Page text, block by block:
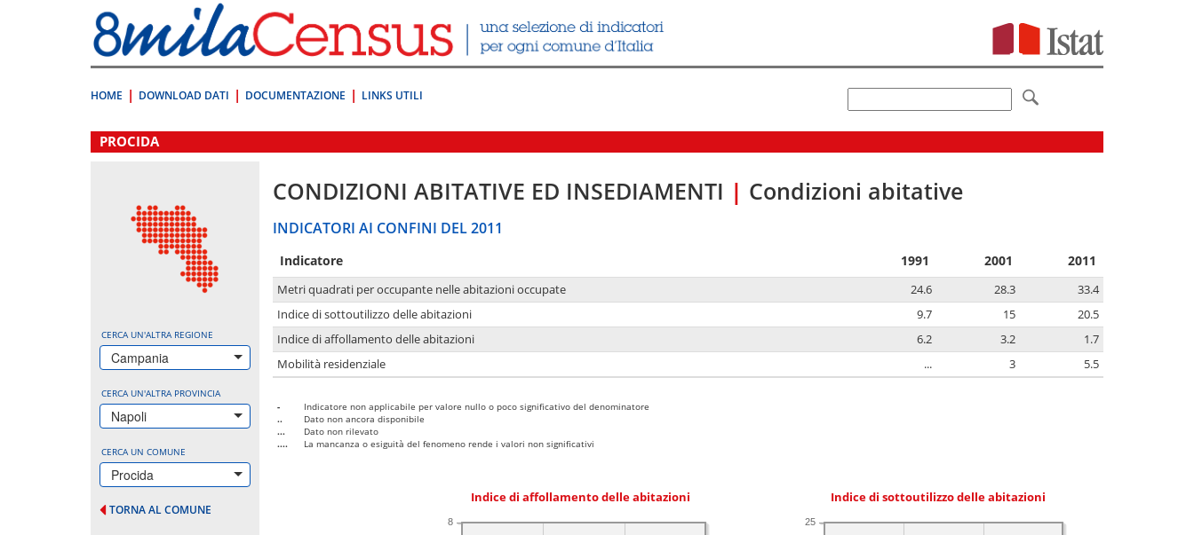
direttamente
a:
Contenuto
HOME DOWNLOAD DATI DOCUMENTAZIONE LINKS UTILI
.
PROCIDA
CERCA UN'ALTRA REGIONE
Campania
CERCA UN'ALTRA PROVINCIA
Napoli
CERCA UN COMUNE
Procida
TORNA AL COMUNE
CONDIZIONI ABITATIVE ED INSEDIAMENTI | Condizioni abitative
INDICATORI AI CONFINI DEL 2011
Indicatore 1991 2001 2011
Metri quadrati per occupante nelle abitazioni occupate 24.6 28.3
33.4
Indice di sottoutilizzo delle abitazioni
9.7 15
20.5
Indice di affollamento delle abitazioni
6.2 3.2
1.7
Mobilità residenziale
... 3 5.5
-
Indicatore non applicabile per valore nullo o poco significativo del denominatore
..
Dato non ancora disponibile
...
Dato non rilevato
....
La mancanza o esiguità del fenomeno rende i valori non significativi
Indice di affollamento delle abitazioni
8
Indice di sottoutilizzo delle abitazioni
25